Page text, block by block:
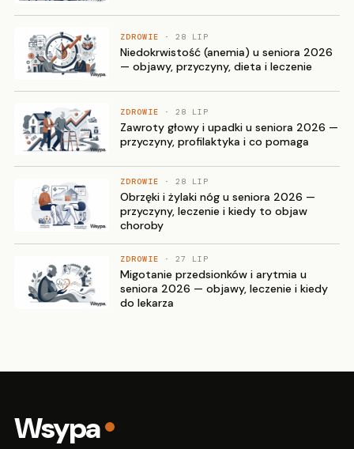
ZDROWIE · 28 LIP
Niedokrwistość (anemia) u seniora 2026
— objawy, przyczyny, dieta i leczenie
ZDROWIE · 28 LIP
Zawroty głowy i upadki u seniora 2026 —
przyczyny, profilaktyka i co pomaga
ZDROWIE · 28 LIP
Obrzęki i żylaki nóg u seniora 2026 —
przyczyny, leczenie i kiedy to objaw
choroby
ZDROWIE · 27 LIP
Migotanie przedsionków i arytmia u
seniora 2026 — objawy, leczenie i kiedy
do lekarza
Wsypa